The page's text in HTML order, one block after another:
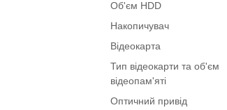
Об'єм HDD
Накопичувач
Відеокарта
Тип відеокарти та об'єм
відеопам'яті
Оптичний привід